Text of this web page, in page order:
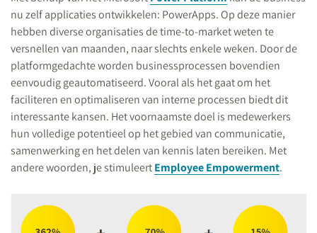
nu zelf applicaties ontwikkelen: PowerApps. Op deze manier
hebben diverse organisaties de time-to-market weten te
versnellen van maanden, naar slechts enkele weken. Door de
platformgedachte worden businessprocessen bovendien
eenvoudig geautomatiseerd. Vooral als het gaat om het
faciliteren en optimaliseren van interne processen biedt dit
interessante kansen. Het voornaamste doel is medewerkers
hun volledige potentieel op het gebied van communicatie,
samenwerking en het delen van kennis laten bereiken. Met
andere woorden, je stimuleertEmployee Empowerment.